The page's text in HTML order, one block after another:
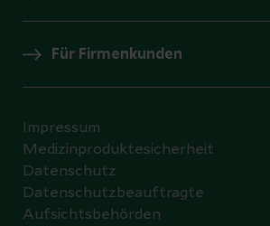
Für Firmenkunden
Impressum
Medizinproduktesicherheit
Datenschutz
Datenschutzbeauftragte
Aufsichtsbehörden